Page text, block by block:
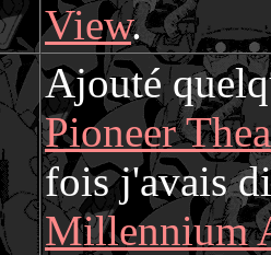
View.
Ajouté
Pioneer
fois j'avais
Millennium